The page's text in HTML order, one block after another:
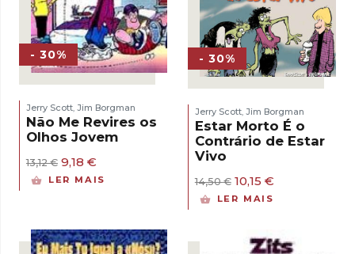
- 30%
Jerry Scott Jim Borgman
Não Me Revires os
Olhos Jovem
13,12€ O
preço
9,18 €
preço
LER MAIS
- 30%
Jerry Scott, Jim Borgman
Estar Morto É o
Contrário de Estar
Vivo
14,50€ O
preço
14,50 €.
10,15 €O
LER MAIS